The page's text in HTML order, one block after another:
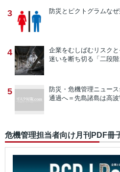
3 防災とピクトグラムな
4 企業をむしばむリスク
迷いを断ち切る「二段階
5 防災・危機管理ニュース
通過へ＝先島諸島は高
危機管理担当者向け月刊PDF冊